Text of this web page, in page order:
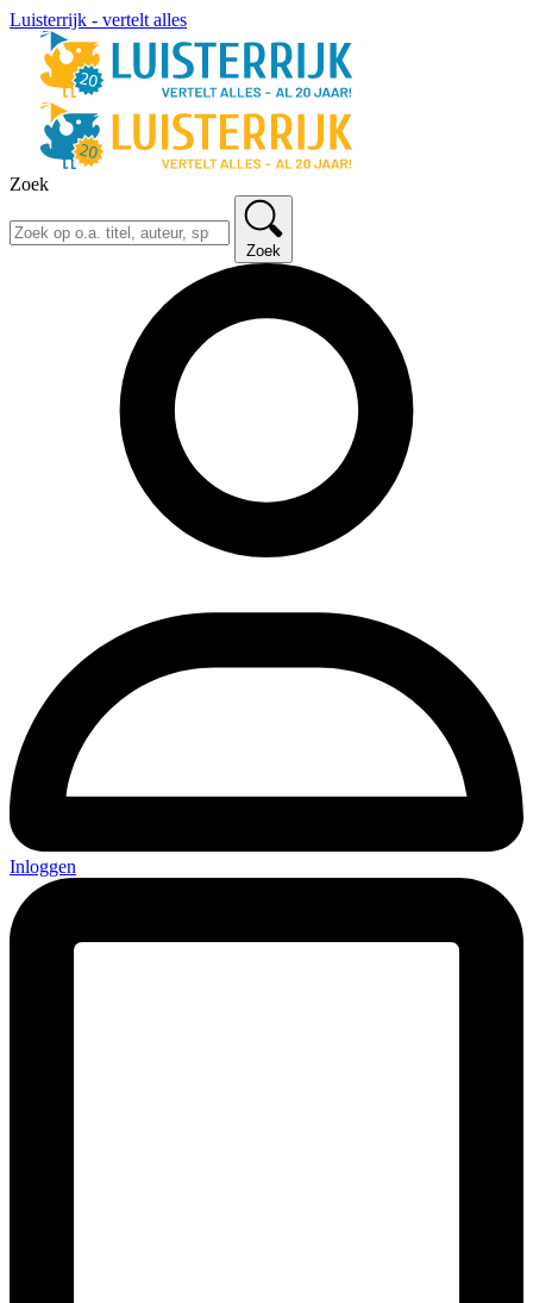
Luisterrijk - vertelt alles
Zoek
Zoek
Inloggen